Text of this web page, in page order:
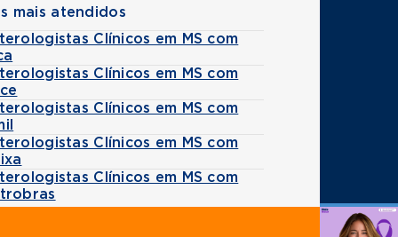
mais atendidos
Clínicos em MS com
Clínicos em MS com
Clínicos em MS com
Clínicos em MS com
Clínicos em MS com
Agende